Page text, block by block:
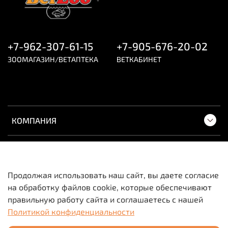
витамины А, ЕиС,
селеннормализуют обменные процессы в
волосяных фолликулов.
Порядок применения:
курс применения не ограничен
КОМПАНИЯ
+7-962-307-61-15
ЗООМАГАЗИН/ВЕТАПТЕКА
+7-905-676-20-02
ВЕТКАБИНЕТ
Вся информация о товарах и ценах носит
исключительно информационный характер и не
Продолжая использовать наш сайт, вы даете согласие
на обработку файлов cookie, которые обеспечивают
правильную работу сайта и соглашаетесь с нашей
Политикой конфиденциальности